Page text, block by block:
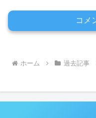
コメ
ホーム 過去記事